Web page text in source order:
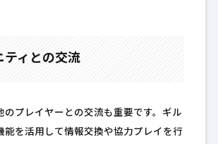
ティとの交流
のプレイヤーとの交流も重要です。ギル
能を活用して情報交換や協力プレイを行